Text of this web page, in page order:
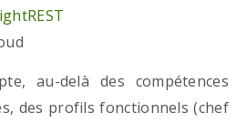
au-delà des compétences
des profils fonctionnels (chef